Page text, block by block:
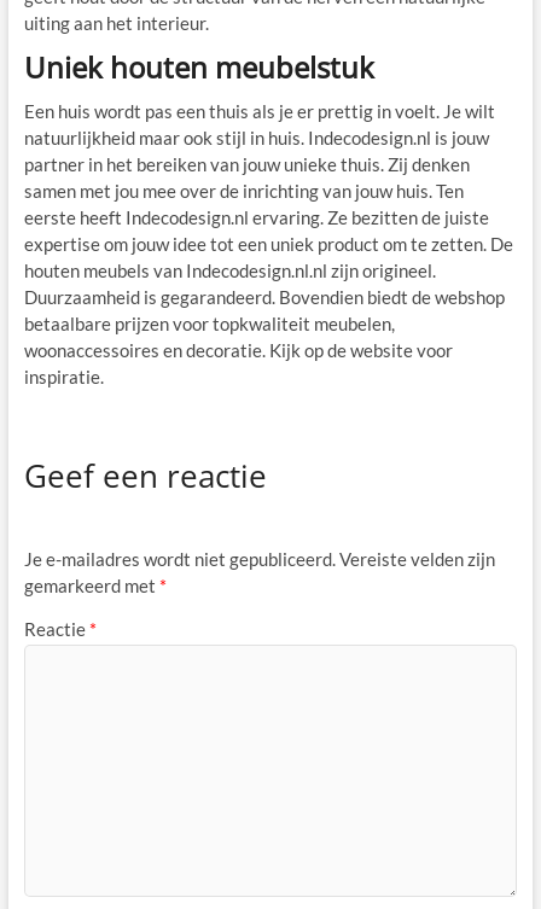
uiting aan het interieur.
Uniek houten meubelstuk
Een huis wordt pas een thuis als je er prettig in voelt. Je wilt
natuurlijkheid maar ook stijl in huis. Indecodesign.nl is jouw
partner in het bereiken van jouw unieke thuis. Zij denken
samen met jou mee over de inrichting van jouw huis. Ten
eerste heeft Indecodesign.nl ervaring. Ze bezitten de juiste
expertise om jouw idee tot een uniek product om te zetten. De
houten meubels van Indecodesign.nl.nl zijn origineel.
Duurzaamheid is gegarandeerd. Bovendien biedt de webshop
betaalbare prijzen voor topkwaliteit meubelen,
woonaccessoires en decoratie. Kijk op de website voor
inspiratie.
Geef een reactie
Je e-mailadres wordt niet gepubliceerd.Vereiste velden zijn
gemarkeerd met *
Reactie *